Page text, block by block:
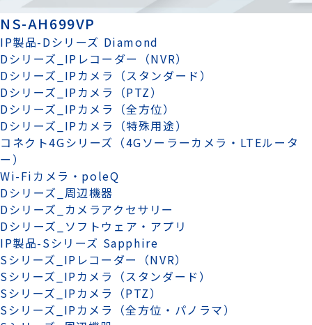
NS-AH699VP
IP製品-Dシリーズ Diamond
Dシリーズ_IPレコーダー（NVR）
Dシリーズ_IPカメラ（スタンダード）
Dシリーズ_IPカメラ（PTZ）
Dシリーズ_IPカメラ（全方位）
Dシリーズ_IPカメラ（特殊用途）
コネクト4Gシリーズ（4Gソーラーカメラ・LTEルータ
ー）
Wi-Fiカメラ・poleQ
Dシリーズ_周辺機器
Dシリーズ_カメラアクセサリー
Dシリーズ_ソフトウェア・アプリ
IP製品-Sシリーズ Sapphire
Sシリーズ_IPレコーダー（NVR）
Sシリーズ_IPカメラ（スタンダード）
Sシリーズ_IPカメラ（PTZ）
Sシリーズ_IPカメラ（全方位・パノラマ）